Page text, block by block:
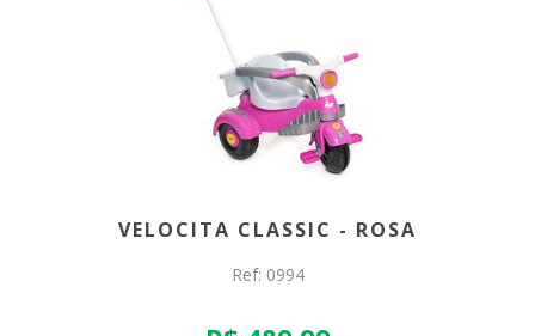
VELOCITA CLASSIC - ROSA
Ref: 0994